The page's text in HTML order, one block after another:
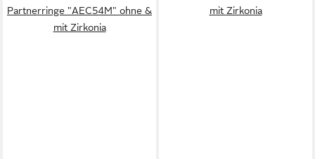
Partnerringe "AEC54M" ohne &
mit Zirkonia
mit Zirkonia